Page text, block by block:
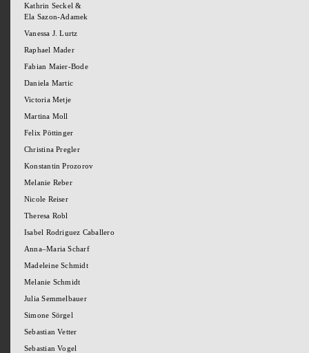
Kathrin Seckel &
Ela Sazon-Adamek
Vanessa J. Lurtz
Raphael Mader
Fabian Maier-Bode
Daniela Martic
Victoria Metje
Martina Moll
Felix Pöttinger
Christina Pregler
Konstantin Prozorov
Melanie Reber
Nicole Reiser
Theresa Robl
Isabel Rodriguez Caballero
Anna–Maria Scharf
Madeleine Schmidt
Melanie Schmidt
Julia Semmelbauer
Simone Sörgel
Sebastian Vetter
Sebastian Vogel